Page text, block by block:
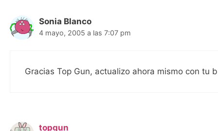
Sonia Blanco
4 mayo, 2005 a las 7:07 pm
Gracias Top Gun, actualizo ahora mismo con tu
topgun